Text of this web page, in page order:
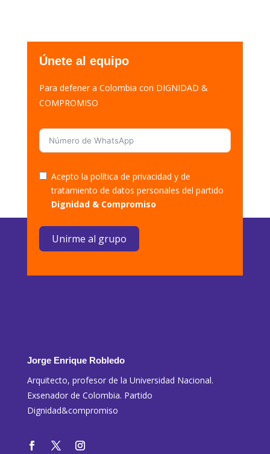
Únete al equipo
Para defener a Colombia con DIGNIDAD &
COMPROMISO
Acepto la política de privacidad y de
tratamiento de datos personales del partido
Dignidad & Compromiso
Unirme al grupo
Jorge Enrique Robledo
Arquitecto, profesor de la Universidad Nacional.
Exsenador de Colombia. Partido
Dignidad&compromiso